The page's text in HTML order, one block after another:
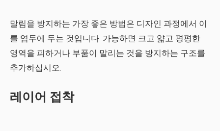
말림을 방지하는 가장 좋은 방법은 디자인 과정에서 이
를 염두에 두는 것입니다. 가능하면 크고 얇고 평평한
영역을 피하거나 부품이 말리는 것을 방지하는 구조를
추가하십시오.
레이어 접착